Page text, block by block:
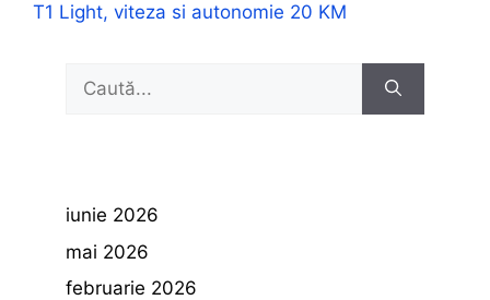
T1 Light, viteza si autonomie 20 KM
Caută
iunie 2026
mai 2026
februarie 2026